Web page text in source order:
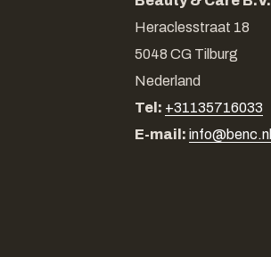
Heraclesstraat 18
5048 CG Tilburg
Nederland
Tel: +31135716033
E-mail: info@benc.nl